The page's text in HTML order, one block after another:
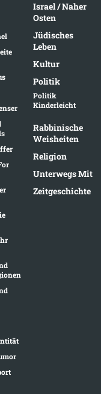
Israel / Naher
Osten
Jüdisches
Leben
Kultur
Politik
Politik
Kinderleicht
Rabbinische
Weisheiten
Religion
Unterwegs Mit
Zeitgeschichte